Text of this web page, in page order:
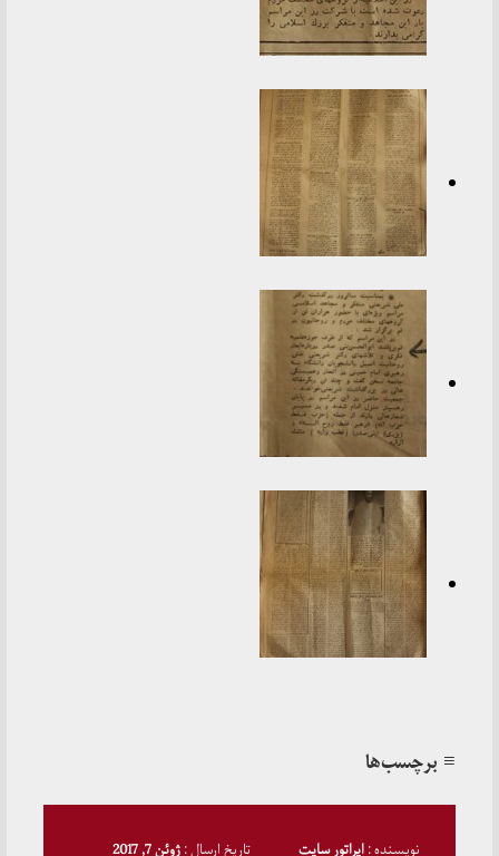
≡ برچسب‌ها
نویسنده :اپراتور سایت تاریخ ارسال :ژوئن 7, 2017